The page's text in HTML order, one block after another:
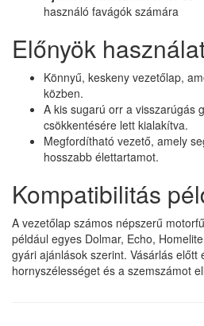
használó favágók számára
Előnyök
Könnyű, keskeny vezetőlap,
közben.
A kis sugarú orr a visszarúgás
csökkentésére lett kialakítva.
Megfordítható vezető, amely
hosszabb élettartamot.
Kompatibilitás
A vezetőlap számos népszerű
például egyes Dolmar, Echo,
gyári ajánlások szerint. Vásárlás előtt
hornyszélességet és a szemszámot